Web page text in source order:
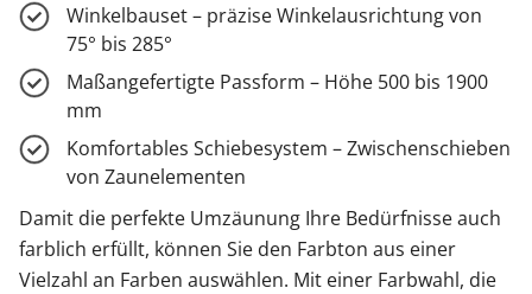
Winkelbauset – präzise Winkelausrichtung von
75° bis 285°
Maßangefertigte Passform – Höhe 500 bis 1900
mm
Komfortables Schiebesystem – Zwischenschieben
von Zaunelementen
Damit die perfekte Umzäunung Ihre Bedürfnisse auch
farblich erfüllt, können Sie den Farbton aus einer
Vielzahl an Farben auswählen. Mit einer Farbwahl, die